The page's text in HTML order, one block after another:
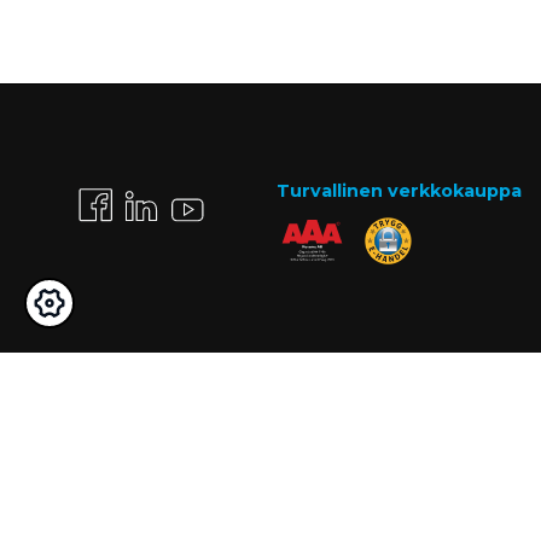
Turvallinen verkkokauppa